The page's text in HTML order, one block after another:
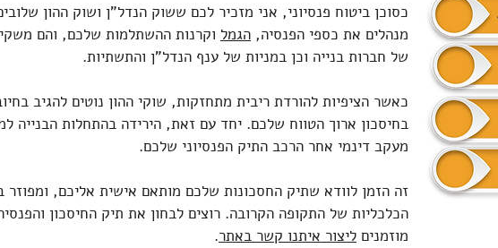
כסוכן ביטוח פנסיוני, אני מזכיר לכם ששוק הנדל"ן ושוק ההון
מנהלים את כספי הפנסיה, הגמל וקרנות ההשתלמות שלכם, והם
של חברות בנייה וכן במניות של ענף הנדל"ן והתשתיות.
כאשר הציפיות להורדת ריבית מתחזקות, שוקי ההון נוטים להגיב
בחיסכון ארוך הטווח שלכם. יחד עם זאת, הירידה בהתחלות הבנייה
מעקב דינמי אחר הרכב התיק הפנסיוני שלכם.
זה הזמן לוודא שתיק החסכונות שלכם מותאם אישית אליכם,
הכלכליות של התקופה הקרובה. רוצים לבחון את תיק החיסכון
מוזמנים ליצור איתנו קשר באתר.